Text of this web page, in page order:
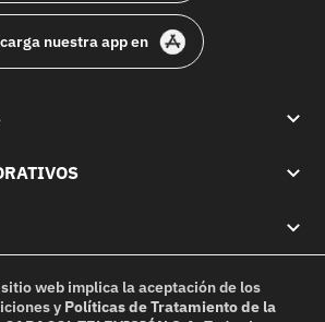
nuestra app en
sitio web implica la aceptación de los
y Políticas de Tratamiento de la